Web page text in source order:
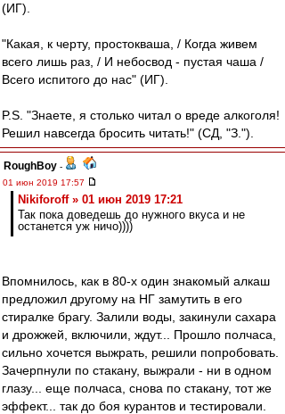
(ИГ).
"Какая, к черту, простокваша, / Когда живем
всего лишь раз, / И небосвод - пустая чаша /
Всего испитого до нас" (ИГ).
P.S. "Знаете, я столько читал о вреде алкоголя!
Решил навсегда бросить читать!" (СД, "З.").
RoughBoy -
01 июн 2019 17:57
Nikiforoff » 01 июн 2019 17:21
Так пока доведешь до нужного вкуса и не
останется уж ничо))))
Впомнилось, как в 80-х один знакомый алкаш
предложил другому на НГ замутить в его
стиралке брагу. Залили воды, закинули сахара
и дрожжей, включили, ждут... Прошло полчаса,
сильно хочется выжрать, решили попробовать.
Зачерпнули по стакану, выжрали - ни в одном
глазу... еще полчаса, снова по стакану, тот же
эффект... так до боя курантов и тестировали.